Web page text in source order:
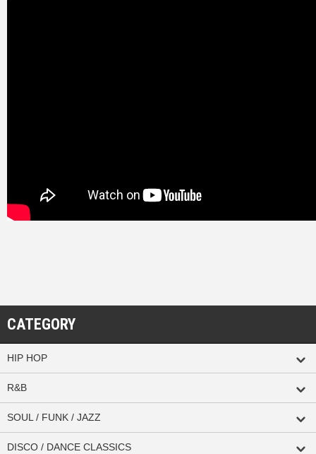
CATEGORY
HIP HOP
R&B
SOUL / FUNK / JAZZ
DISCO / DANCE CLASSICS